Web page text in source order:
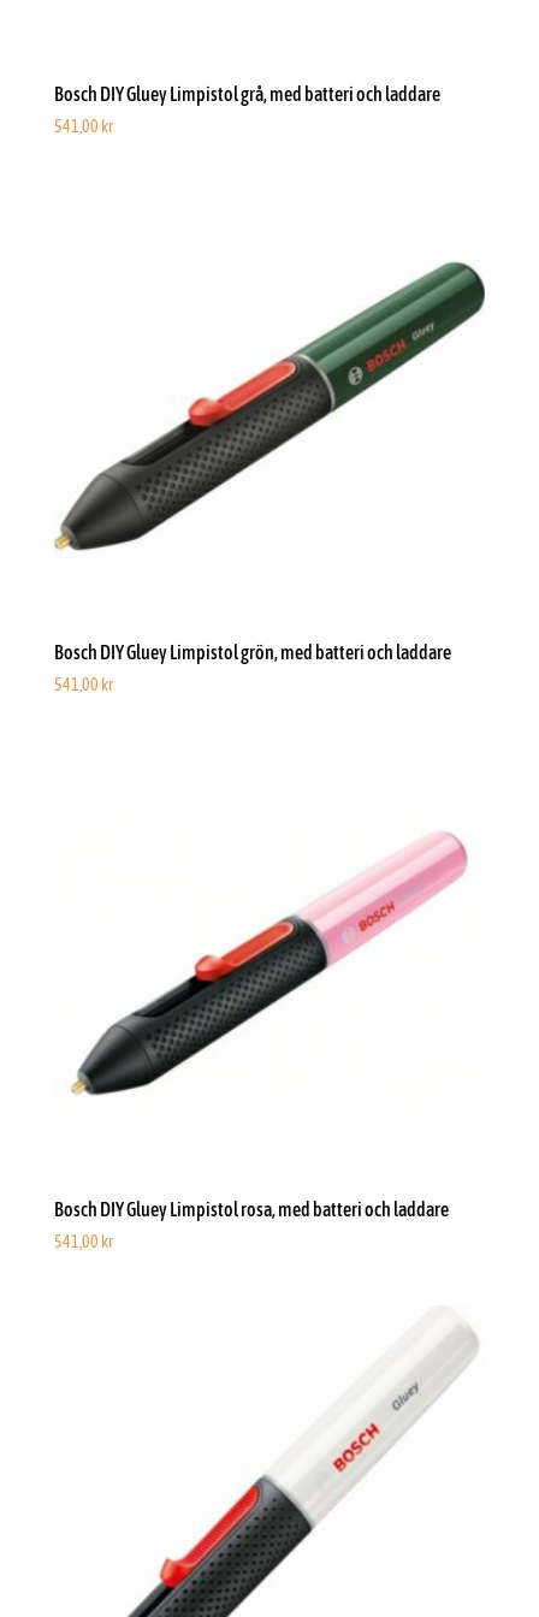
Bosch DIY Gluey Limpistol grå, med batteri och laddare
541,00 kr
Bosch DIY Gluey Limpistol grön, med batteri och laddare
541,00 kr
Bosch DIY Gluey Limpistol rosa, med batteri och laddare
541,00 kr